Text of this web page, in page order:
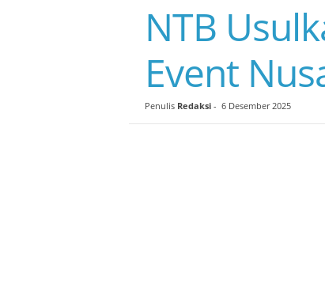
NTB
Event
Penulis Redaksi- 6 Desember 2025